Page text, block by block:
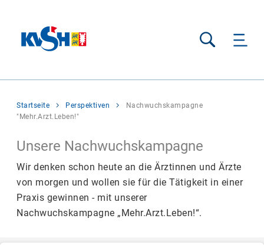
Suche
Sie
befinden
Startseite Perspektiven
Nachwuchskampagne
"Mehr.Arzt.Leben!"
Unsere Nachwuchskampagne
Wir denken schon heute an die Ärztinnen und Ärzte
von morgen und wollen sie für die Tätigkeit in einer
Praxis gewinnen - mit unserer
Nachwuchskampagne „Mehr.Arzt.Leben!“.